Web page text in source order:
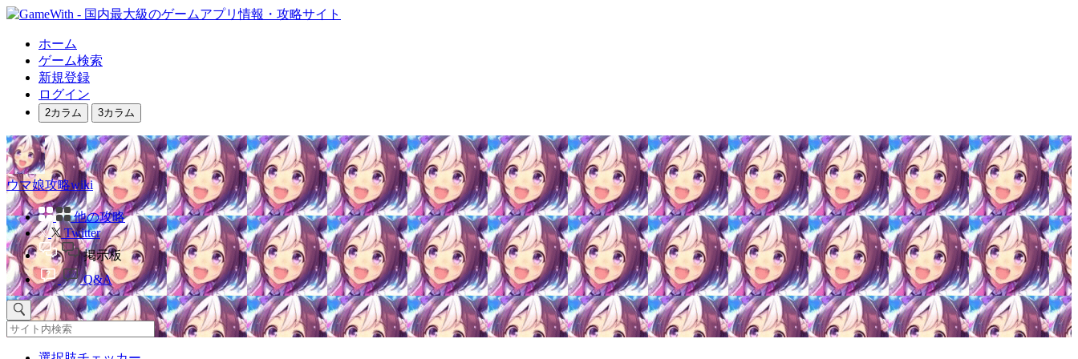
ホーム
ゲーム検索
新規登録
ログイン
2カラム 3カラム
ウマ娘攻略wiki
他の攻略
Twitter
掲示板
Q&A